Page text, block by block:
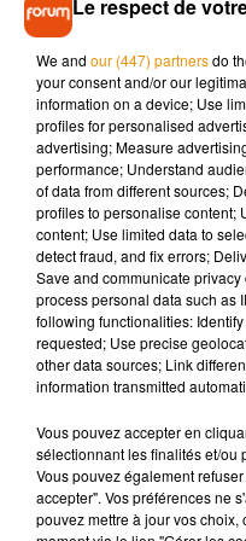
au point de rendez-vous
gilet fluo leur seront remis
Plus d’informationssur le
Musique
7 août
7 août
Le respect de
We and our (447) partnersdo
your consent and/or our
information on a device; Use
profiles for personalised
advertising; Measure
performance; Understand
of data from different sources;
profiles to personalise content;
content; Use limited data to
detect fraud, and fix errors;
Save and communicate
process personal data such as
following functionalities:
requested; Use precise
other data sources; Link
information transmitted
Vous pouvez accepter en
sélectionnant les finalités et/ou
Vous pouvez également
accepter". Vos préférences ne
pouvez mettre à jour vos